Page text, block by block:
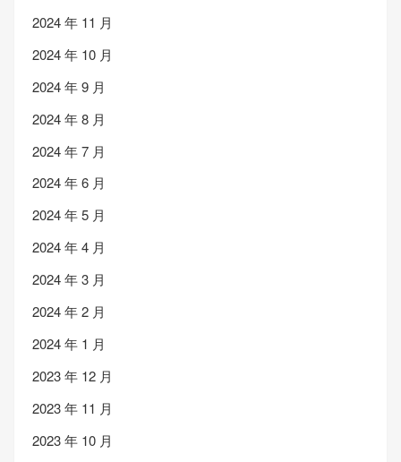
2024 年 11 月
2024 年 10 月
2024 年 9 月
2024 年 8 月
2024 年 7 月
2024 年 6 月
2024 年 5 月
2024 年 4 月
2024 年 3 月
2024 年 2 月
2024 年 1 月
2023 年 12 月
2023 年 11 月
2023 年 10 月